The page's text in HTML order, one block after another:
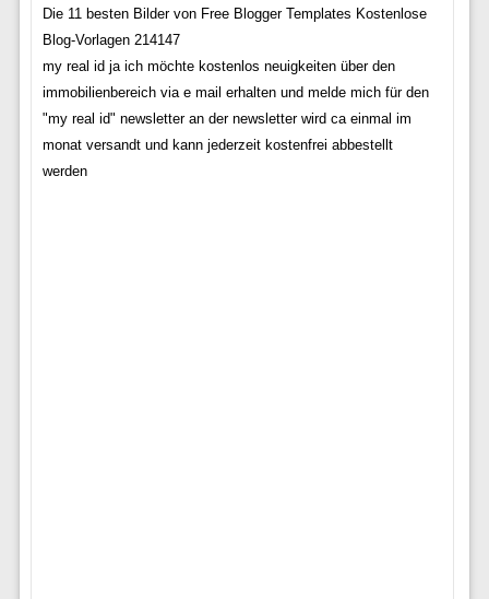
Die 11 besten Bilder von Free Blogger Templates Kostenlose
Blog-Vorlagen 214147
my real id ja ich möchte kostenlos neuigkeiten über den
immobilienbereich via e mail erhalten und melde mich für den
"my real id" newsletter an der newsletter wird ca einmal im
monat versandt und kann jederzeit kostenfrei abbestellt
werden